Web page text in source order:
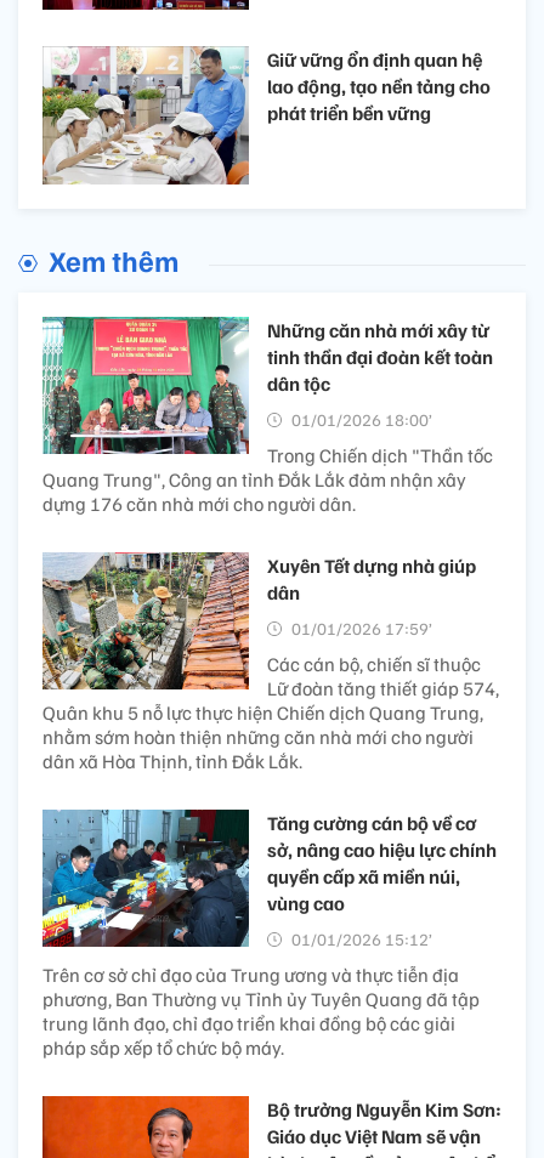
Giữ vững ổn định quan hệ
lao động, tạo nền tảng cho
phát triển bền vững
Xem thêm
Những căn nhà mới xây từ
tinh thần đại đoàn kết toàn
dân tộc
01/01/2026 18:00’
Trong Chiến dịch "Thần tốc
Quang Trung", Công an tỉnh Đắk Lắk đảm nhận xây
dựng 176 căn nhà mới cho người dân.
Xuyên Tết dựng nhà giúp
dân
01/01/2026 17:59’
Các cán bộ, chiến sĩ thuộc
Lữ đoàn tăng thiết giáp 574,
Quân khu 5 nỗ lực thực hiện Chiến dịch Quang Trung,
nhằm sớm hoàn thiện những căn nhà mới cho người
dân xã Hòa Thịnh, tỉnh Đắk Lắk.
Tăng cường cán bộ về cơ
sở, nâng cao hiệu lực chính
quyền cấp xã miền núi,
vùng cao
01/01/2026 15:12’
Trên cơ sở chỉ đạo của Trung ương và thực tiễn địa
phương, Ban Thường vụ Tỉnh ủy Tuyên Quang đã tập
trung lãnh đạo, chỉ đạo triển khai đồng bộ các giải
pháp sắp xếp tổ chức bộ máy.
Bộ trưởng Nguyễn Kim Sơn:
Giáo dục Việt Nam sẽ vận